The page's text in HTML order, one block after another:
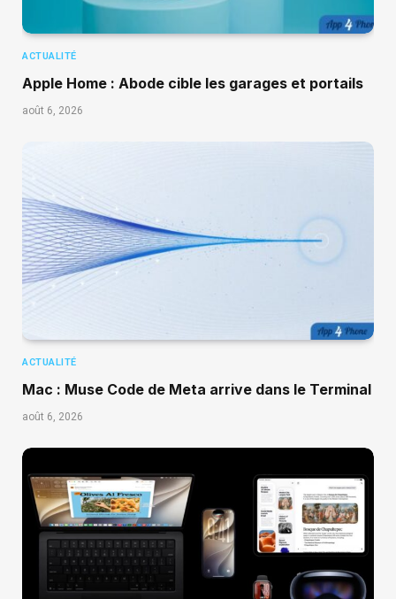
ACTUALITÉ
Apple Home : Abode cible les garages et portails
août 6, 2026
ACTUALITÉ
Mac : Muse Code de Meta arrive dans le Terminal
août 6, 2026